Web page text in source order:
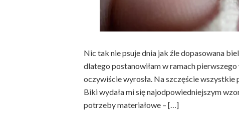
Nic tak nie psuje dnia jak źle dopasowana
dlatego postanowiłam w ramach
oczywiście wyrosła. Na szczęście wszystkie
Biki wydała mi się najodpowiedniejszym
potrzeby materiałowe – […]